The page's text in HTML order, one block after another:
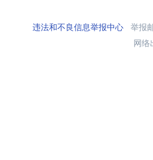
违法和不良信息举报中心举报
网